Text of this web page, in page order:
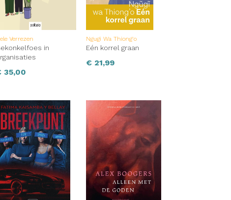
Verrezen
in
35,00
Ngugi Wa Thiong'o
Eén korrel graan
€21,99